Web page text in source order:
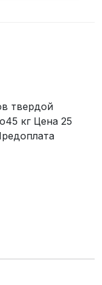
твердой
кг Цена 25